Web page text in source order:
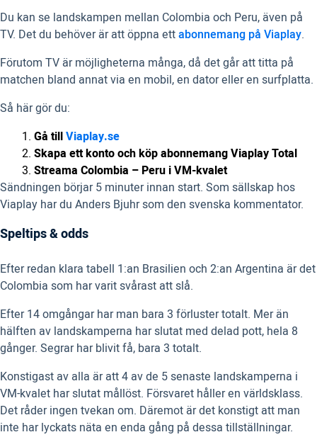
Du kan se landskampen mellan Colombia och Peru, även på
TV. Det du behöver är att öppna ettabonnemang på Viaplay.
Förutom TV är möjligheterna många, då det går att titta på
matchen bland annat via en mobil, en dator eller en surfplatta.
Så här gör du:
Gå tillViaplay.se
Skapa ett konto och köp abonnemang Viaplay Total
Streama Colombia – Peru i VM-kvalet
Sändningen börjar 5 minuter innan start. Som sällskap hos
Viaplay har du Anders Bjuhr som den svenska kommentator.
Speltips & odds
Efter redan klara tabell 1:an Brasilien och 2:an Argentina är det
Colombia som har varit svårast att slå.
Efter 14 omgångar har man bara 3 förluster totalt. Mer än
hälften av landskamperna har slutat med delad pott, hela 8
gånger. Segrar har blivit få, bara 3 totalt.
Konstigast av alla är att 4 av de 5 senaste landskamperna i
VM-kvalet har slutat mållöst. Försvaret håller en världsklass.
Det råder ingen tvekan om. Däremot är det konstigt att man
inte har lyckats näta en enda gång på dessa tillställningar.